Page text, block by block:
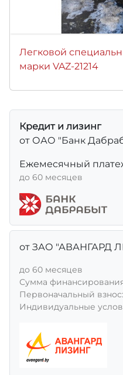
Легковой
марки VAZ-21214
Кредит и лизинг
от ОАО "Банк
Ежемесячный
до 60 месяцев
от ЗАО "АВАНГАРД
до 60 месяцев
Сумма
Первоначальный
Индивидуальные